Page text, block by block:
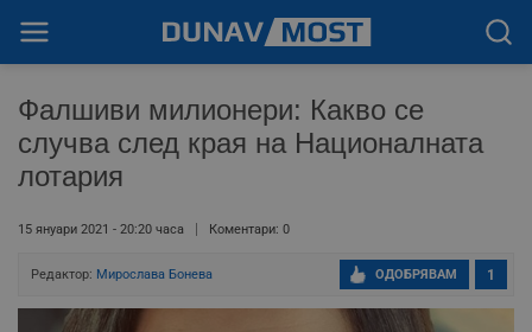
Фалшиви милионери: Какво се
случва след края на Националната
лотария
15 януари 2021 - 20:20 часа Коментари: 0
Редактор: Мирослава Бонева 1
ОДОБРЯВАМ